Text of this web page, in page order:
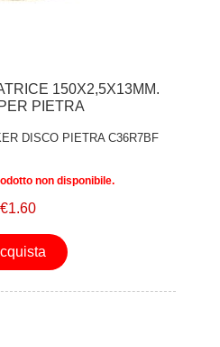
150X2,5X13MM.
PIETRA
DISCO PIETRA C36R7BF
non disponibile.
€1.60